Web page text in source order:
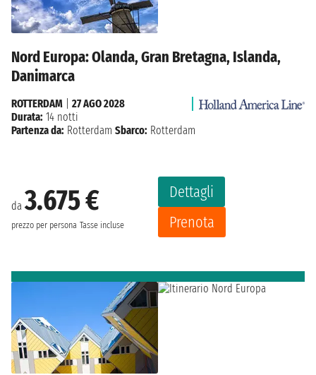
Nord Europa: Olanda, Gran Bretagna, Islanda,
Danimarca
da3.675 €
prezzo per persona Tasse incluse
Dettagli
Prenota
ROTTERDAM
27 AGO 2028
Durata: 14 notti
Partenza da: Rotterdam Sbarco: Rotterdam